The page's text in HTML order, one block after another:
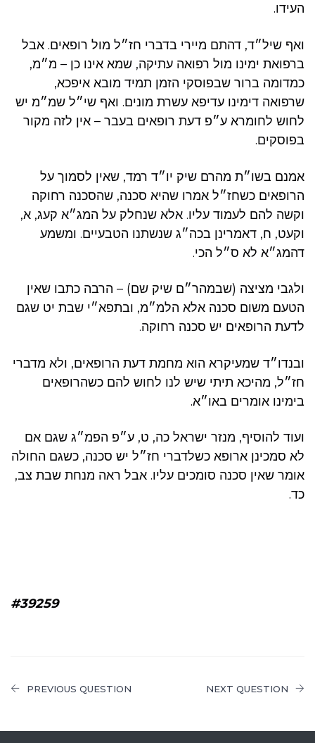
העידו.
ואף שיל״ד, דהתם מיירי בדברי חז״ל מול רופאים. אבל
ברפואת ימינו מול רפואה עתיקה, שמא אינו כן – מ״מ,
כמדומה ברור שבפוסקי הזמן תמיד מובא איפכא,
שרפואה דימינו עדיפא עשרת מונים. ואף שי״ל שמ״מ יש
לחוש לחומרא ע״פ דעת רופאים בעבר – אין לזה מקור
בפוסקים.
אמנם בשו״ת מהרם שיק יו״ד רמד, שאין לסמוך על
הרופאים כשחז״ל אמרו שהיא סכנה, שהסכנה רחוקה
וקשה להם לעמוד עליו. אלא שנחלק על המג״א קעג, א,
וקעט, ח, דאמרינן בכה״ג שנשתנו הטבעיים. ומשמע
דהמג״א לא ס״ל הכי.
ולגבי מציצה (שבמהר״ם שיק שם) – הרבה כתבו שאין
הטעם משום סכנה אלא הלמ״מ, ובתפא״י שבת יט שגם
לדעת הרופאים יש סכנה רחוקה.
ובנדו״ד שמעיקרא הוא מחמת דעת הרופאים, ולא מדברי
חז״ל, מהיכא תיתי שיש לנו לחוש להם כשהרופאים
בימינו אומרים באו״א.
ועוד להוסיף, מנזר ישראל כה, ט, ע״פ הפמ״ג שגם אם
לא סמכינן ארופא כשלדברי חז״ל יש סכנה, כשגם החולה
אומר שאין סכנה סומכים עליו. אבל ראה מנחת שבת צב,
כד.
#39259
PREVIOUS QUESTION NEXT QUESTION